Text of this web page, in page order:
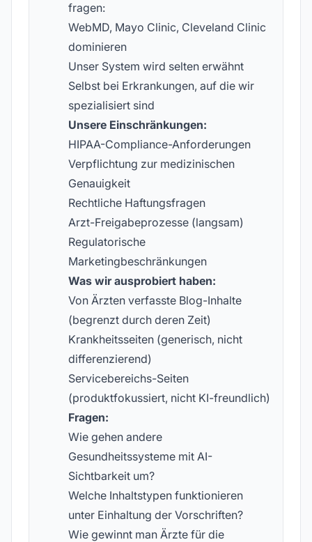
fragen:
WebMD, Mayo Clinic, Cleveland Clinic
dominieren
Unser System wird selten erwähnt
Selbst bei Erkrankungen, auf die wir
spezialisiert sind
Unsere Einschränkungen:
HIPAA-Compliance-Anforderungen
Verpflichtung zur medizinischen
Genauigkeit
Rechtliche Haftungsfragen
Arzt-Freigabeprozesse (langsam)
Regulatorische
Marketingbeschränkungen
Was wir ausprobiert haben:
Von Ärzten verfasste Blog-Inhalte
(begrenzt durch deren Zeit)
Krankheitsseiten (generisch, nicht
differenzierend)
Servicebereichs-Seiten
(produktfokussiert, nicht KI-freundlich)
Fragen:
Wie gehen andere
Gesundheitssysteme mit AI-
Sichtbarkeit um?
Welche Inhaltstypen funktionieren
unter Einhaltung der Vorschriften?
Wie gewinnt man Ärzte für die